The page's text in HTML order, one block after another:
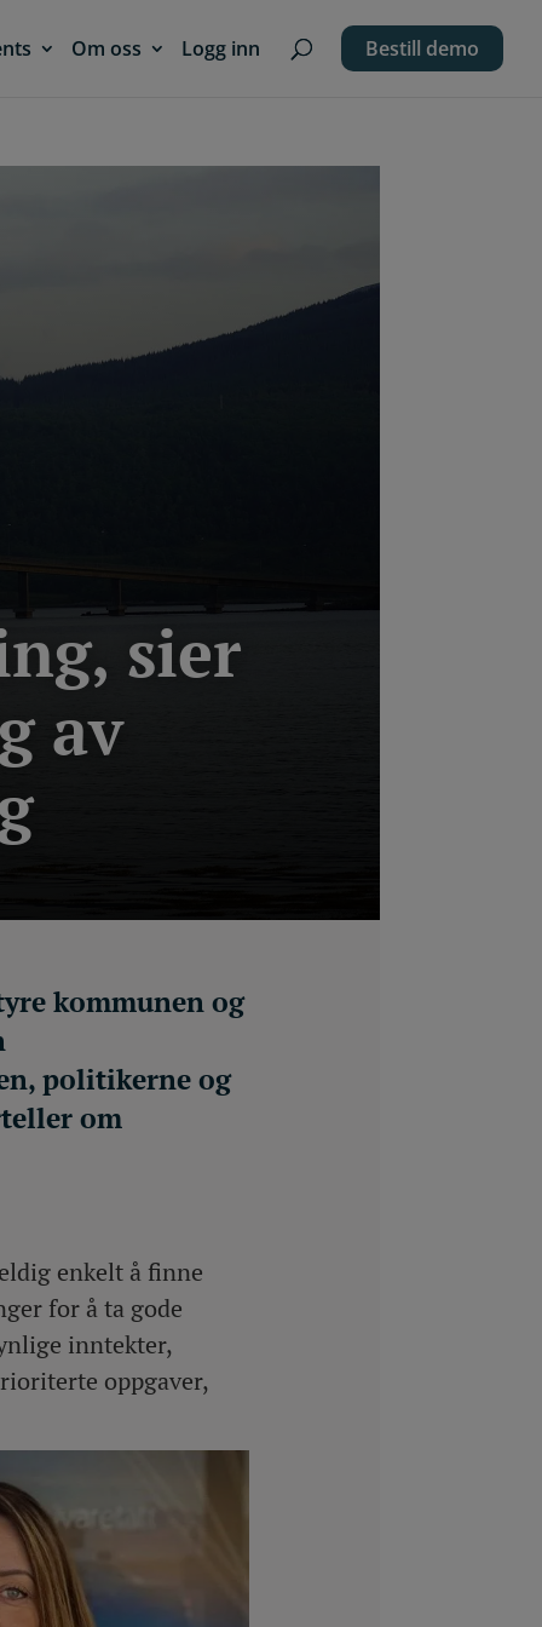
Om oss Logg inn Bestill demo
sier
av
kommunen og
politikerne og
om
enkelt å finne
for å ta gode
inntekter,
oppgaver,